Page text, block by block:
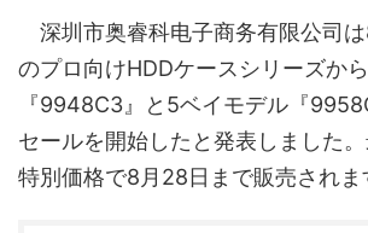
深圳市奥睿科电子商务有限公司
のプロ向けHDDケースシリーズか
『9948C3』と5ベイモデル『
セールを開始したと発表しました
特別価格で8月28日まで販売されま